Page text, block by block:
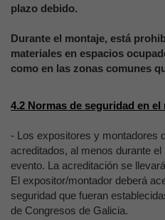
plazo debido.
Durante el montaje, está
materiales en espacios
como en las zonas comunes
4.2 Normas de seguridad en
- Los expositores y montadores
acreditados, al menos durante
evento. La acreditación se
El expositor/montador deberá
seguridad que fueran
de Congresos de Galicia.